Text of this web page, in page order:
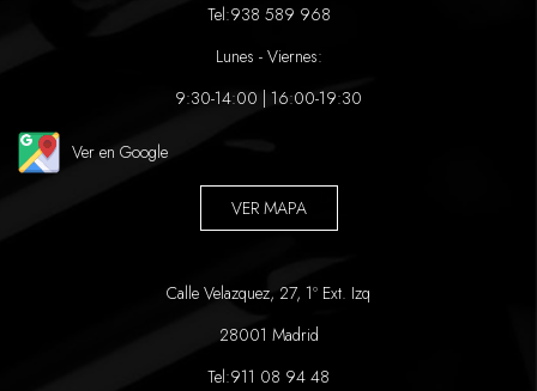
Tel:938 589 968
Lunes - Viernes:
9:30-14:00 | 16:00-19:30
Ver en Google
VER MAPA
Calle Velazquez, 27, 1º Ext. Izq
28001 Madrid
Tel:911 08 94 48